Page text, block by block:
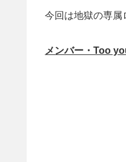
今回は地獄の専属
メンバー・Too